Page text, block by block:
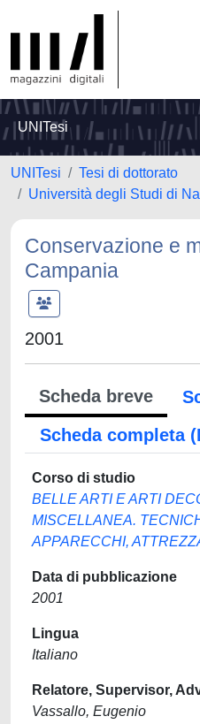
UNITesi
UNITesi
Tesi di dottorato
Università degli Studi di
Conservazione e
Campania
2001
Scheda breve
Scheda completa
Corso di studio
BELLE ARTI E ARTI
MISCELLANEA.
APPARECCHI,
Data di pubblicazione
2001
Lingua
Italiano
Relatore, Supervisor,
Vassallo, Eugenio